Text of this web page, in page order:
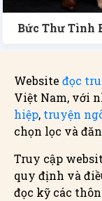
Bức Thư Tình
Website đọc
Việt Nam, với
hiệp, truyện
chọn lọc và
Truy cập
quy định và
đọc kỹ các